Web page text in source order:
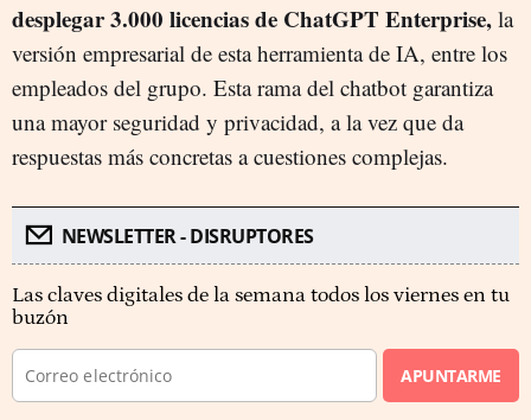
desplegar 3.000 licencias de ChatGPT Enterprise, la
versión empresarial de esta herramienta de IA, entre los
empleados del grupo. Esta rama del chatbot garantiza
una mayor seguridad y privacidad, a la vez que da
respuestas más concretas a cuestiones complejas.
NEWSLETTER - DISRUPTORES
Las claves digitales de la semana todos los viernes en tu
buzón
APUNTARME